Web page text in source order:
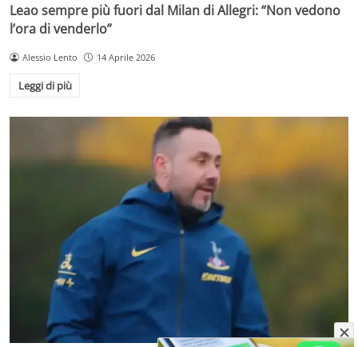
Leao sempre più fuori dal Milan di Allegri: “Non vedono
l’ora di venderlo”
Alessio Lento 14 Aprile 2026
Leggi di più